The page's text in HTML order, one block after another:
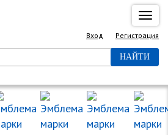
Вход Регистрация
НАЙТИ